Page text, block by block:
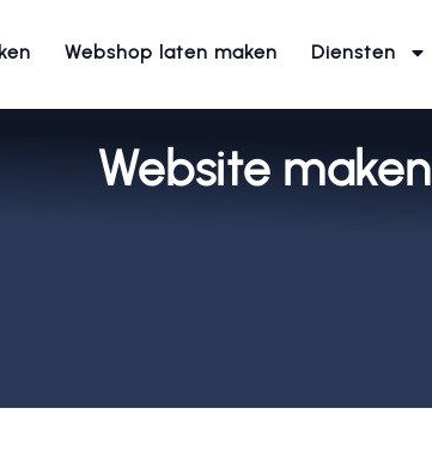
Webshop laten maken Diensten
Website maken